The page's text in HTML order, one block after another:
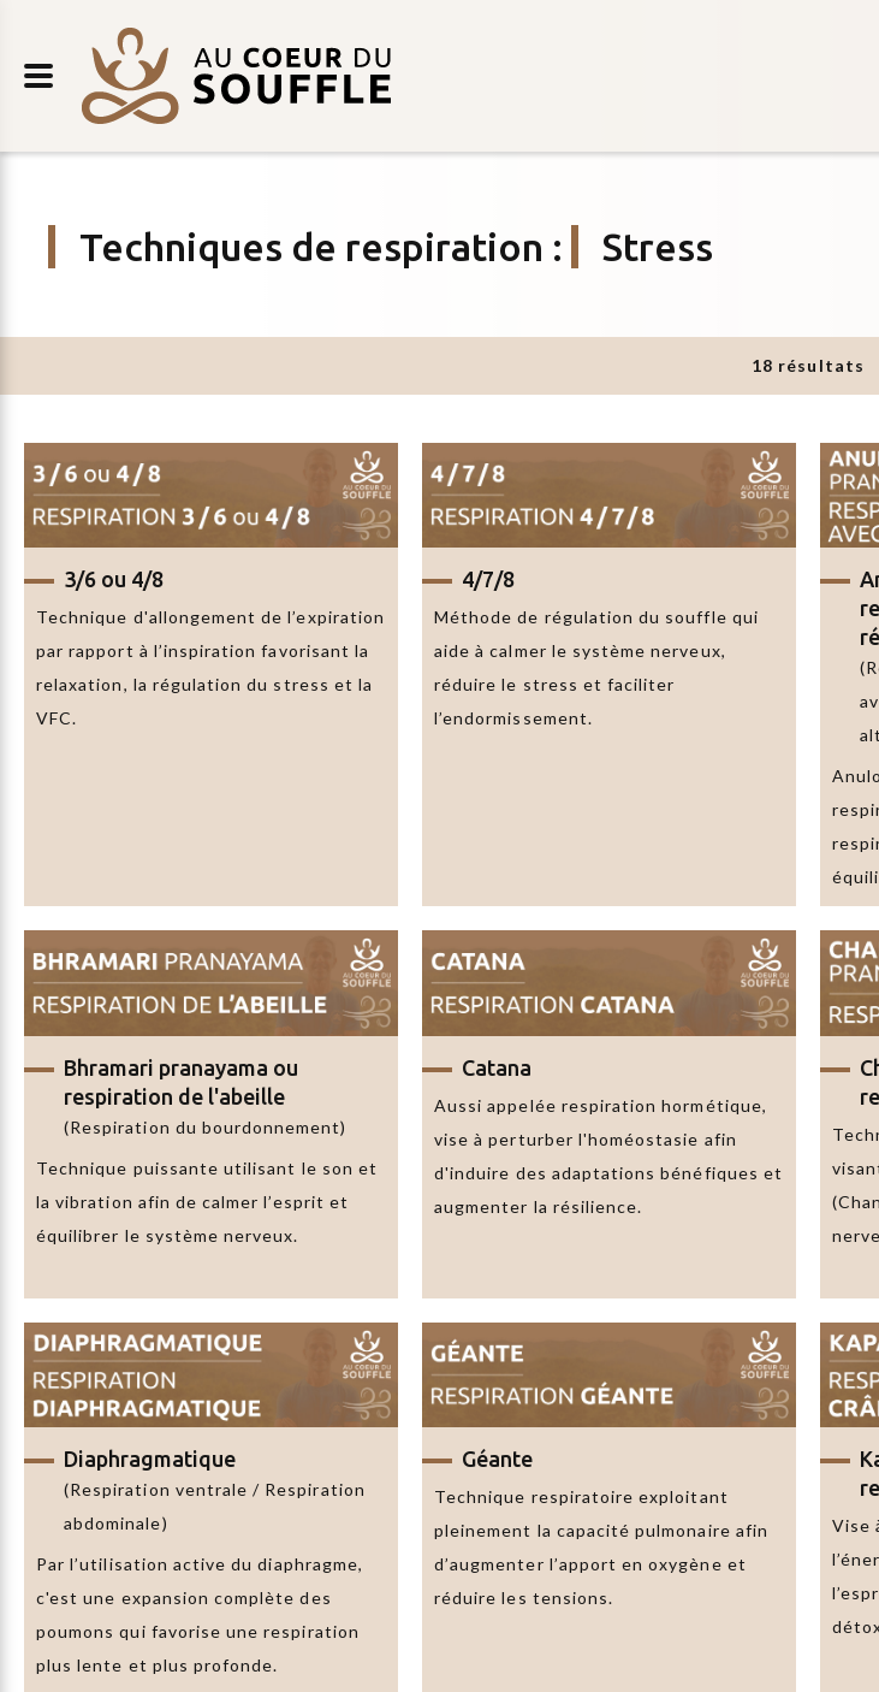
contenu
DU
Techniques de respiration : Stress
18 résultats
3/6 ou 4/8
Technique d'allongement de l’expiration
par rapport à l’inspiration favorisant la
relaxation, la régulation du stress et la
VFC.
4/7/8
Méthode de régulation du souffle qui
aide à calmer le système nerveux,
réduire le stress et faciliter
l’endormissement.
Bhramari pranayama ou
respiration de l'abeille
(Respiration du bourdonnement)
Technique puissante utilisant le son et
la vibration afin de calmer l’esprit et
équilibrer le système nerveux.
Catana
Aussi appelée respiration hormétique,
vise à perturber l'homéostasie afin
d'induire des adaptations bénéfiques et
augmenter la résilience.
Diaphragmatique
(Respiration ventrale / Respiration
abdominale)
Par l’utilisation active du diaphragme,
c'est une expansion complète des
poumons qui favorise une respiration
plus lente et plus profonde.
Géante
Technique respiratoire exploitant
pleinement la capacité pulmonaire afin
d’augmenter l’apport en oxygène et
réduire les tensions.
Vise